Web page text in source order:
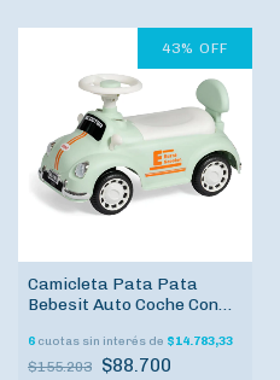
43% OFF
Camicleta Pata Pata
Bebesit Auto Coche Con
6 cuotas sin interés de $14.783,33
$155.203 $88.700